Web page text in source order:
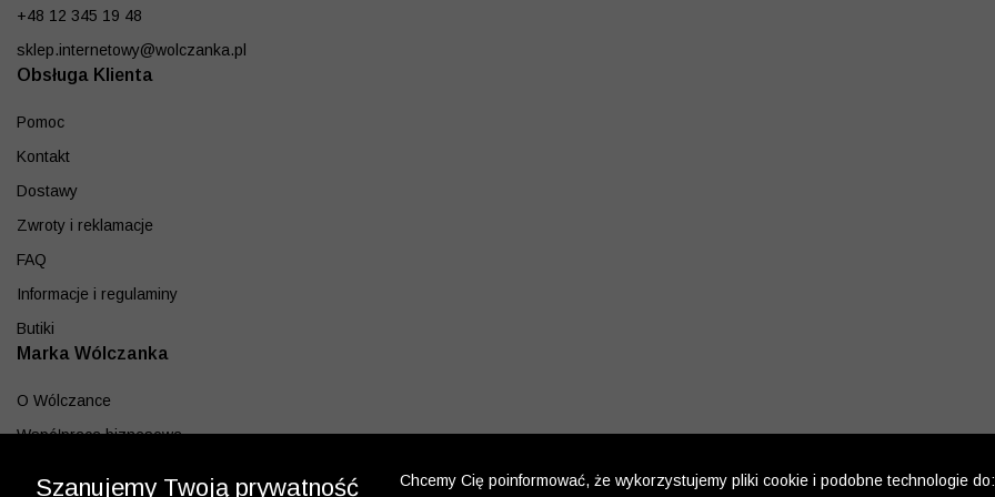
+48 12 345 19 48
sklep.internetowy@wolczanka.pl
Obsługa Klienta
Pomoc
Kontakt
Dostawy
Zwroty i reklamacje
FAQ
Informacje i regulaminy
Butiki
Marka Wólczanka
O Wólczance
Współpraca biznesowa
Szanujemy Twoją prywatność
Chcemy Cię poinformować, że wykorzystujemy pliki cookie i podobne technologie do: